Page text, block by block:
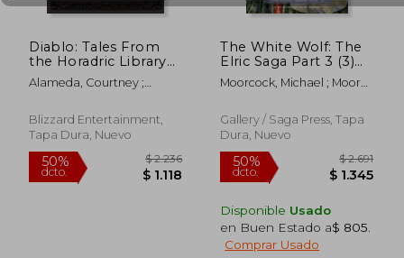
15%
dcto.
$ 990
$ 842
45%
dcto.
$
$
Diablo: Tales From
the Horadric Library
(a Short Story
Collection) (en Inglés)
Alameda, Courtney ;
Evenson, Brian
Blizzard Entertainment,
Tapa Dura, Nuevo
The White Wolf: The
Elric Saga Part 3 (3)
(Elric Saga, The) (en
Inglés)
Moorcock, Michael ; Moore,
Gallery / Saga Press, Tapa
Dura, Nuevo
Disponible Usado
en Buen Estado a$ 805
Comprar Usado